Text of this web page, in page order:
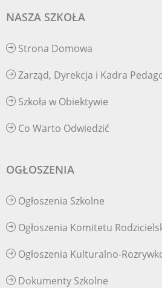
NASZA SZKOŁA
Strona Domowa
Zarząd, Dyrekcja i Kadra
Szkoła w Obiektywie
Co Warto Odwiedzić
OGŁOSZENIA
Ogłoszenia Szkolne
Ogłoszenia Komitetu
Ogłoszenia Kulturalno-
Dokumenty Szkolne